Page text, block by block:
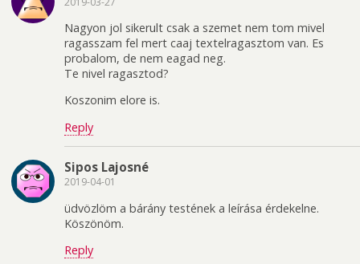
Nagyon jol sikerult csak a szemet nem tom mivel
ragasszam fel mert caaj textelragasztom van. Es
probalom, de nem eagad neg.
Te nivel ragasztod?
Koszonim elore is.
Reply
Sipos Lajosné
2019-04-01
üdvözlöm a bárány testének a leírása érdekelne.
Köszönöm.
Reply